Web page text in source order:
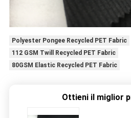
Polyester Pongee Recycled PET Fabric
112 GSM Twill Recycled PET Fabric
80GSM Elastic Recycled PET Fabric
Ottieni il miglior